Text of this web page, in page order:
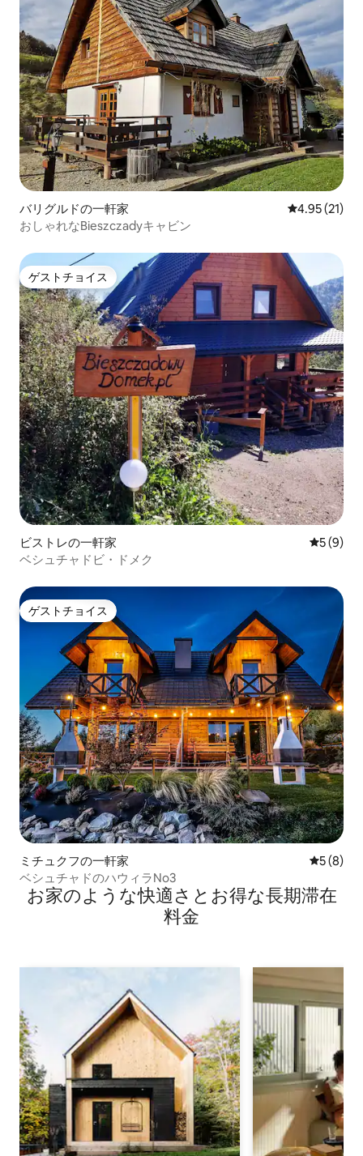
バリグルドの一軒家 レビュー21
4.95 (21)
おしゃれなBieszczadyキャビン
ゲストチョイス
ゲストチョイス
ビストレの一軒家 レビュー
5 (9)
ベシュチャドビ・ドメク
ゲストチョイス
ゲストチョイス
ミチュクフの一軒家 レビュー
5 (8)
ベシュチャドのハウィラNo3
お家のような快⁠適⁠さ⁠とお⁠得⁠な長⁠期⁠滞⁠在
料⁠金